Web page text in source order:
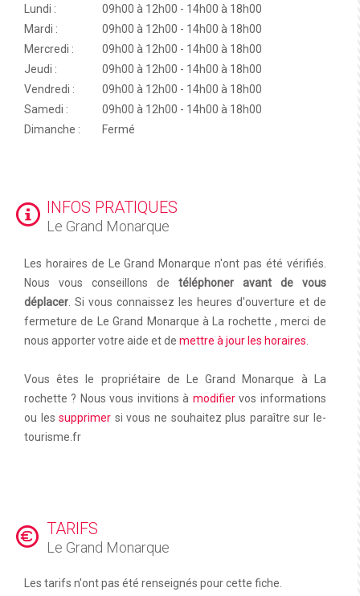
Lundi :
09h00 à 12h00 - 14h00 à 18h00
Mardi :
09h00 à 12h00 - 14h00 à 18h00
Mercredi :
09h00 à 12h00 - 14h00 à 18h00
Jeudi :
09h00 à 12h00 - 14h00 à 18h00
Vendredi :
09h00 à 12h00 - 14h00 à 18h00
Samedi :
09h00 à 12h00 - 14h00 à 18h00
Dimanche :
Fermé
INFOS PRATIQUES
Le Grand Monarque
Les horaires de Le Grand Monarque n'ont pas été vérifiés.
Nous vous conseillons de téléphoner avant de vous
déplacer. Si vous connaissez les heures d'ouverture et de
fermeture de Le Grand Monarque à La rochette , merci de
nous apporter votre aide et de mettre à jour les horaires.
Vous êtes le propriétaire de Le Grand Monarque à La
rochette ? Nous vous invitions à modifiervos informations
ou lessupprimer si vous ne souhaitez plus paraître sur le-
tourisme.fr
TARIFS
Le Grand Monarque
Les tarifs n'ont pas été renseignés pour cette fiche.